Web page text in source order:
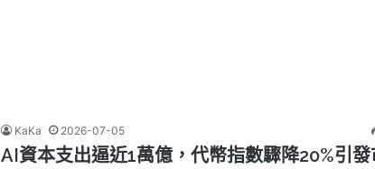
KaKa 2026-07-05
AI資本支出逼近1萬億，代幣指數驟降20%引發